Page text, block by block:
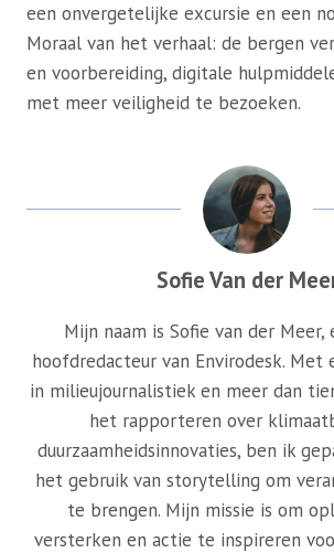
een onvergetelijke excursie en een
Moraal van het verhaal: de bergen
en voorbereiding, digitale
met meer veiligheid te bezoeken.
Sofie Van der
Mijn naam is Sofie van der Meer,
hoofdredacteur van Envirodesk. Met
in milieujournalistiek en meer dan
het rapporteren over
duurzaamheidsinnovaties, ben ik
het gebruik van storytelling om
te brengen. Mijn missie is om
versterken en actie te inspireren